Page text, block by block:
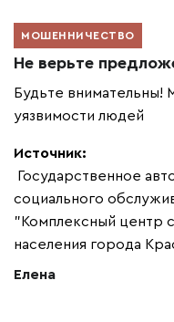
МОШЕННИЧЕСТВО
Не верьте
Будьте внимательны!
уязвимости людей
Источник:
Государственное
социального
"Комплексный центр
населения города
Елена